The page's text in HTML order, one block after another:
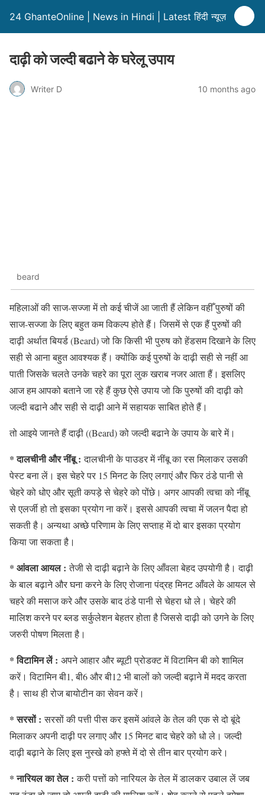
24 GhanteOnline | News in Hindi | Latest हिंदी न्यूज़
दाढ़ी को जल्दी बढाने के घरेलू उपाय
Writer D 10 months ago
beard
महिलाओं की साज-सज्जा में तो कई चीजें आ जाती हैं लेकिन वहीँ पुरुषों की
साज-सज्जा के लिए बहुत कम विकल्प होते हैं। जिसमें से एक हैं पुरुषों की
दाढ़ी अर्थात बियर्ड (Beard) जो कि किसी भी पुरुष को हेंडसम दिखाने के लिए
सही से आना बहुत आवश्यक हैं। क्योंकि कई पुरुषों के दाढ़ी सही से नहीं आ
पाती जिसके चलते उनके चहरे का पूरा लुक खराब नजर आता हैं। इसलिए
आज हम आपको बताने जा रहे हैं कुछ ऐसे उपाय जो कि पुरुषों की दाढ़ी को
जल्दी बढाने और सही से दाढ़ी आने में सहायक साबित होते हैं।
तो आइये जानते हैं दाढ़ी ((Beard) को जल्दी बढाने के उपाय के बारे में।
* दालचीनी और नींबू : दालचीनी के पाउडर में नींबू का रस मिलाकर उसकी
पेस्ट बना लें। इस चेहरे पर 15 मिनट के लिए लगाएं और फिर ठंडे पानी से
चेहरे को धोए और सूती कपड़े से चेहरे को पोंछे। अगर आपकी त्वचा को नींबू
से एलर्जी हो तो इसका प्रयोग ना करें। इससे आपकी त्वचा में जलन पैदा हो
सकती है। अन्यथा अच्छे परिणाम के लिए सप्ताह में दो बार इसका प्रयोग
किया जा सकता है।
* आंवला आयल : तेजी से दाढ़ी बढ़ाने के लिए आँवला बेहद उपयोगी है। दाढ़ी
के बाल बढ़ाने और घना करने के लिए रोजाना पंद्रह मिनट आँवले के आयल से
चहरे की मसाज करे और उसके बाद ठंडे पानी से चेहरा धो ले। चेहरे की
मालिश करने पर ब्लड सर्कुलेशन बेहतर होता है जिससे दाढ़ी को उगने के लिए
जरुरी पोषण मिलता है।
* विटामिन लें : अपने आहार और ब्यूटी प्रोडक्ट में विटामिन बी को शामिल
करें। विटामिन बी1, बी6 और बी12 भी बालों को जल्दी बढ़ाने में मदद करता
है। साथ ही रोज बायोटीन का सेवन करें।
* सरसों :सरसों की पत्ती पीस कर इसमें आंवले के तेल की एक से दो बूंदे
मिलाकर अपनी दाढ़ी पर लगाए और 15 मिनट बाद चेहरे को धो ले। जल्दी
दाढ़ी बढ़ाने के लिए इस नुस्खे को हफ्ते में दो से तीन बार प्रयोग करे।
* नारियल का तेल :करी पत्तों को नारियल के तेल में डालकर उबाल लें जब